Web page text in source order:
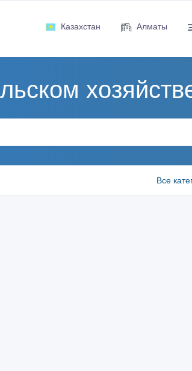
Казахстан Алматы
Все